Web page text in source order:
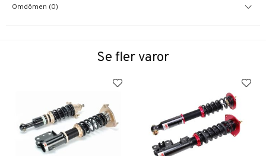
Omdömen (0)
Se fler varor